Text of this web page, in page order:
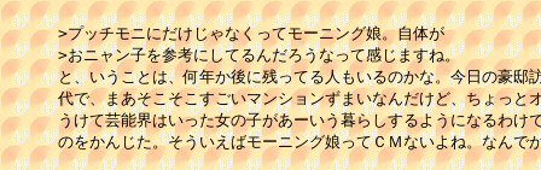
>プッチモニにだけじゃなくってモーニング娘。自体が
>おニャン子を参考にしてるんだろうなって感じますね。
と、いうことは、何年か後に残ってる人もいるのかな。今日の豪邸
代で、まあそこそこすごいマンションずまいなんだけど、ちょっと
うけて芸能界はいった女の子があーいう暮らしするようになるわけ
のをかんじた。そういえばモーニング娘ってＣＭないよね。なんで